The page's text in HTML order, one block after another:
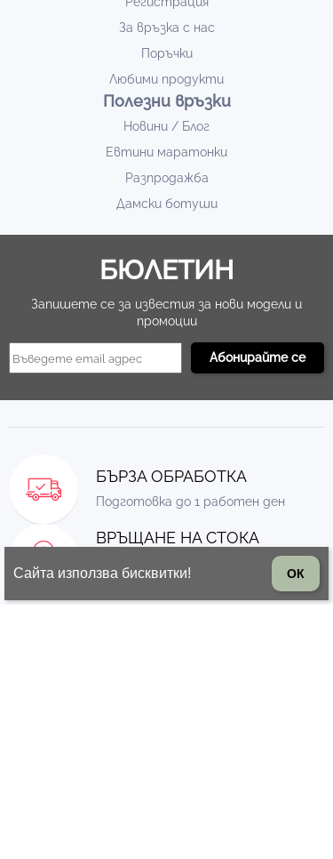
За връзка с нас
Поръчки
Любими продукти
Полезни връзки
Новини / Блог
Евтини маратонки
Разпродажба
Дамски ботуши
БЮЛЕТИН
Запишете се за известия за нови модели и
промоции
БЪРЗА ОБРАБОТКА
Подготовка до 1 работен ден
ВРЪЩАНЕ НА СТОКА
стоката
Сайта използва бисквитки! ОК